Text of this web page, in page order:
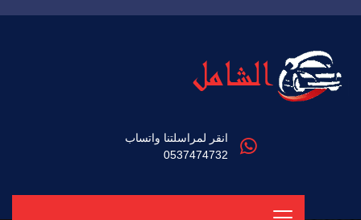
انقر لمراسلتنا واتساب
0537474732